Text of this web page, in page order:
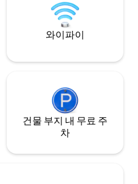
와이파이
건물 부지 내 무료 주
차